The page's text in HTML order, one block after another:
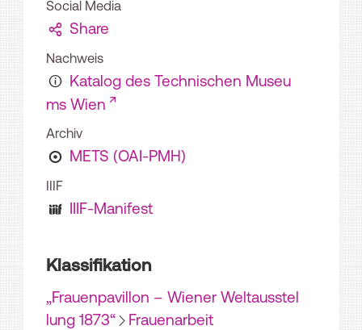
Social Media
Share
Nachweis
Katalog des Technischen Museu
ms Wien
Archiv
METS (OAI-PMH)
IIIF
IIIF-Manifest
Klassifikation
„Frauenpavillon – Wiener Weltausstel
lung 1873“
Frauenarbeit